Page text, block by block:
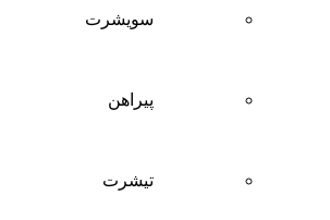
سويشرت
پیراهن
تيشرت